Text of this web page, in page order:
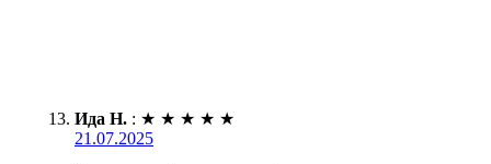
Ида Н. : ★ ★ ★ ★ ★
21.07.2025